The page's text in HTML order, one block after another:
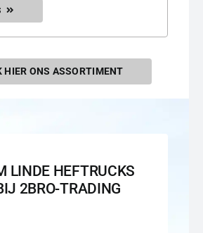
HIER ONS ASSORTIMENT
LINDE HEFTRUCKS
2BRO-TRADING